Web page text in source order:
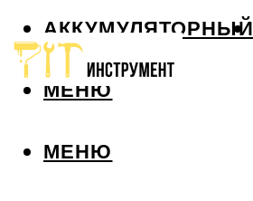
АККУМУЛЯТОРНЫЙ
МЕНЮ
МЕНЮ